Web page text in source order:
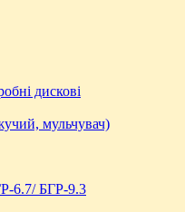
дискові
мульчувач)
6.7/ БГР-9.3